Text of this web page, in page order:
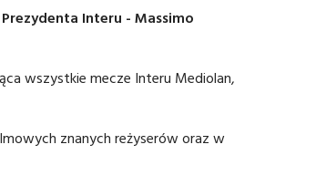
Interu - Massimo
wszystkie mecze Interu Mediolan,
znanych reżyserów oraz w